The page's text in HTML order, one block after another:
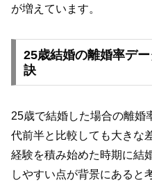
が増えています。
25歳結婚の離婚率デ
訣
25歳で結婚した場合の離婚
代前半と比較しても大きな
経験を積み始めた時期に結
しやすい点が背景にあると